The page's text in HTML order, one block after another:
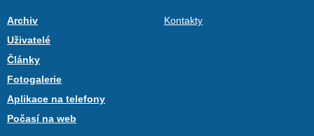
Archiv
Uživatelé
Články
Fotogalerie
Aplikace na telefony
Počasí na web
Kontakty